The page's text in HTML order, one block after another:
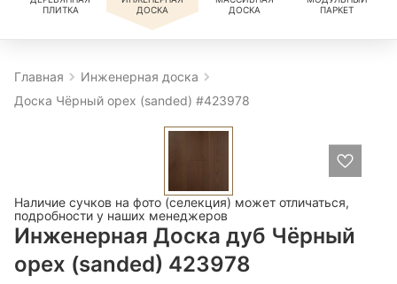
ПЛИТКА
ДОСКА
ДОСКА
ПАРКЕТ
Главная
Инженерная доска
Доска Чёрный орех (sanded) #423978
Наличие сучков на фото (селекция) может отличаться,
подробности у наших менеджеров
Инженерная Доска дуб Чёрный
орех (sanded) 423978